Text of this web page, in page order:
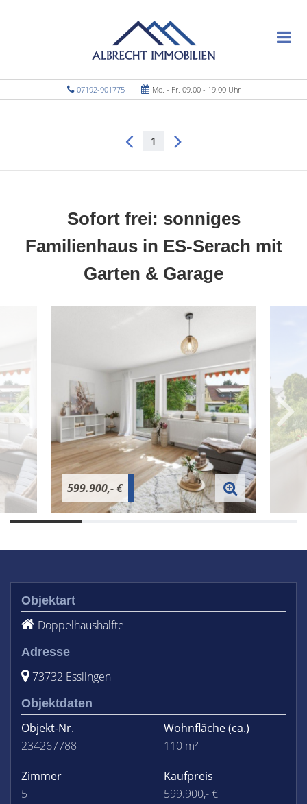
07192-901775 Mo. - Fr. 09.00 - 19.00 Uhr
1
Sofort frei: sonniges
Familienhaus in ES-Serach mit
Garten & Garage
599.900,- €
Objektart
Doppelhaushälfte
Adresse
73732 Esslingen
Objektdaten
Objekt-Nr.
234267788
Wohnfläche(ca.)
110 m²
Zimmer
5
Kaufpreis
599.900,- €